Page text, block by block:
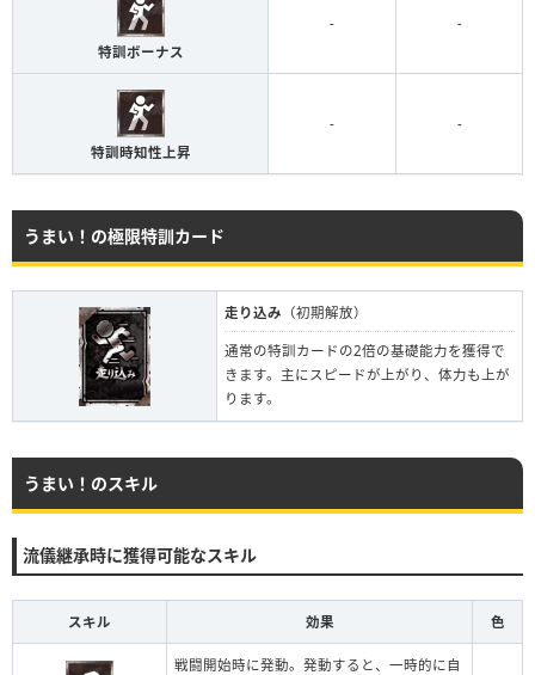
特訓ボーナス
- -
特訓時知性上昇
- -
うまい！の極限特訓カード
走り込み （初期解放）
通常の特訓カードの2倍の基礎能力を獲得で
きます。主にスピードが上がり、体力も上が
ります。
うまい！のスキル
流儀継承時に獲得可能なスキル
スキル 効果 色
戦闘開始時に発動。発動すると、一時的に自